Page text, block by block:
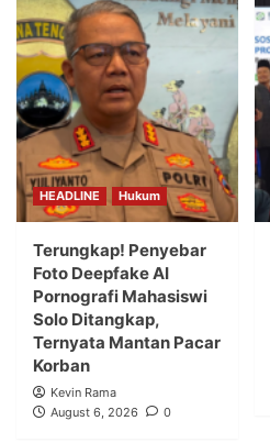
HEADLINE Hukum
Terungkap! Penyebar
Foto Deepfake AI
Pornografi Mahasiswi
Solo Ditangkap,
Ternyata Mantan Pacar
Korban
Kevin Rama
August 6, 2026
0